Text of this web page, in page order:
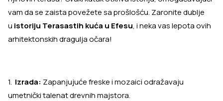
vam da se zaista povežete sa prošlošću. Zaronite dublje
u istoriju Terasastih kuća u Efesu, i neka vas lepota ovih
arhitektonskih dragulja očara!
1. Izrada: Zapanjujuće freske i mozaici odražavaju
umetnički talenat drevnih majstora.